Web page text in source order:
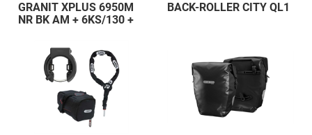
GRANIT XPLUS 6950M
NR BK AM + 6KS/130 +
BACK-ROLLER CITY QL1